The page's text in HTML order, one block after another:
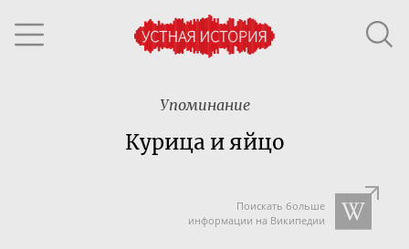
Упоминание
Курица и яйцо
Поискать больше
информации на Википедии